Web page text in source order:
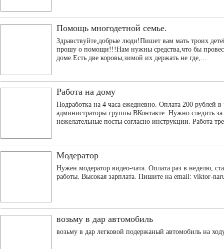
Помощь многодетной семье.
Здравствуйте,добрые люди!Пишет вам мать троих
прошу о помощи!!!Нам нужны средства,что бы
доме.Есть две коровы,зимой их держать не где,...
Работа на дому
Подработка на 4 часа ежедневно. Оплата 200 рублей
администраторы группы ВКонтакте. Нужно следить
нежелательные посты согласно инструкции. Работа
Модератор
Нужен модератор видео-чата. Оплата раз в неделю,
работы. Высокая зарплата. Пишите на email: viktor-
возьму в дар автомобиль
возьму в дар легковой подержаный автомобиль на